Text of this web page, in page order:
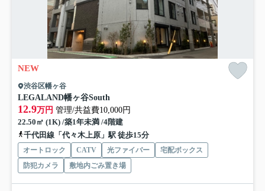
NEW
渋谷区幡ヶ谷
LEGALAND幡ヶ谷South
12.9万円 管理/共益費10,000円
22.50㎡ (1K) /築1年未満 /4階建
千代田線「代々木上原」駅 徒歩15分
オートロック CATV 光ファイバー
宅配ボックス
防犯カメラ
敷地内ごみ置き場